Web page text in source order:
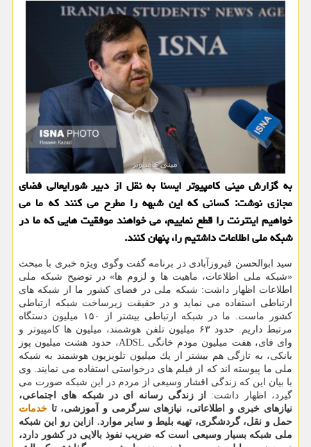
به گزارش مینی كامپیوتر ایسنا به نقل از دبیر شورایعالی فضای
مجازی نوشت: كسانی كه این شبهه را مطرح می كنند كه ما می
خواهیم اینترنت را قطع نماییم، می خواهند موفقیت هایی كه ما در
شبكه ملی اطلاعات داشتیم را، پنهان كنند.
سید ابوالحسن فیروزآبادی در برنامه گفت وگوی ویژه خبری با مبحث
«شبكه ملی اطلاعات، ماهیت ها و لزوم ها» در توضیح شبكه ملی
اطلاعات اظهار داشت: شبكه ملی در فضای كشور ما از شبكه های
ارتباطی استفاده می نماید و در حقیقت زیرساخت شبكه ارتباطی
كشور ماست. ما در شبكه ارتباطی بیشتر از ۱۵۰ میلیون دستگاه
مرتبط داریم. حدود ۶۳ میلیون تلفن هوشمند، میلیون ها كامپیوتر و
وای فای، هفت میلیون مودم خانگی ADSL، حدود هشت میلیون پوز
بانكی، به تازگی هم بیشتر از یك میلیون تلویزیون هوشمند به شبكه
ملی ما پیوسته اند كه از فیلم های درخواستی استفاده می نمایند. وی
با بیان این كه زندگی اقشار وسیعی از مردم در این شبكه صورت می
گیرد، اظهار داشت:
از زندگی رسانه ای در شبكه های اجتماعی،
نیازهای خبری و اطلاعاتی، نیازهای سرگرمی و آموزشی، تا خدمات
حمل و نقل، گردشگری، تهیه بلیط و سایر موارد. ازاین رو این شبكه
ملی شبكه بسیار وسیعی است كه ضریب نفوذ بالایی در كشور دارد،